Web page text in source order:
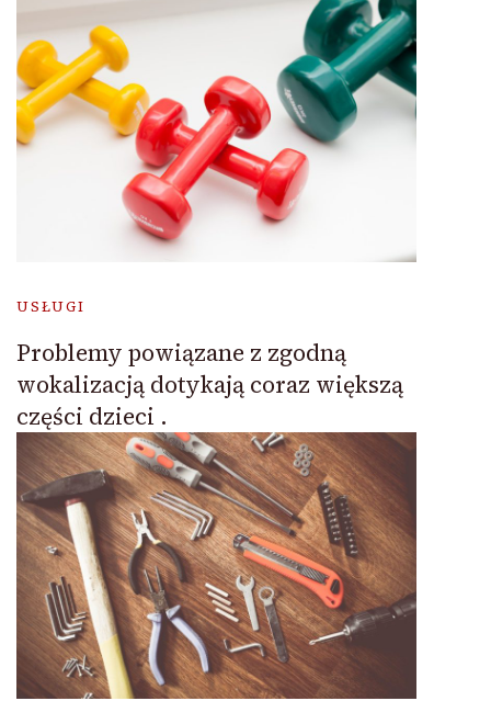
USŁUGI
Problemy powiązane z zgodną
wokalizacją dotykają coraz większą
części dzieci .